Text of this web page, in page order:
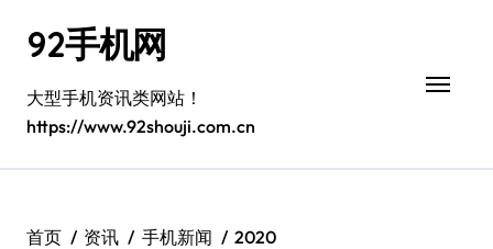
92手机网
大型手机资讯类网站！
https://www.92shouji.com.cn
首页 资讯 手机新闻
2020